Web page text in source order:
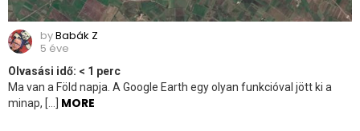
byBabák Z
5 éve
Olvasási idő: < 1 perc
Ma van a Föld napja. A Google Earth egy olyan funkcióval jött ki a
minap, […] MORE